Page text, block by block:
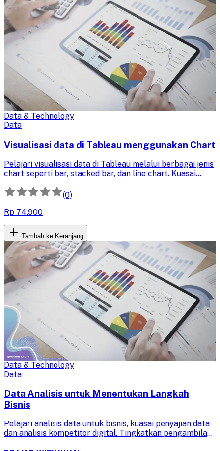
Data & Technology
Data
Visualisasi data di Tableau menggunakan Chart
Pelajari visualisasi data di Tableau melalui berbagai jenis
chart seperti bar, stacked bar, dan line chart. Kuasai
baik dan tingkatkan kemampuan presentasi visual Anda.
(0)
Rp 74.900
Tambah ke Keranjang
Data & Technology
Data
Data Analisis untuk Menentukan Langkah
Bisnis
Pelajari analisis data untuk bisnis, kuasai penyajian data
dan analisis kompetitor digital. Tingkatkan pengambilan